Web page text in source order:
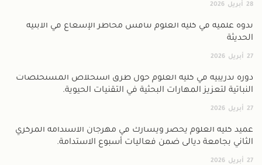
28 أبريل 2026
ندوة علمية في كلية العلوم تناقش مخاطر الإشعاع في الأبنية
الحديثة
27 أبريل 2026
دورة تدريبية في كلية العلوم حول طرق استخلاص المستخلصات
النباتية لتعزيز المهارات البحثية في التقنيات الحيوية.
27 أبريل 2026
عميد كلية العلوم يحضر ويشارك في مهرجان الاستدامة المركزي
الثاني بجامعة ديالى ضمن فعاليات أسبوع الاستدامة.
27 أبريل 2026